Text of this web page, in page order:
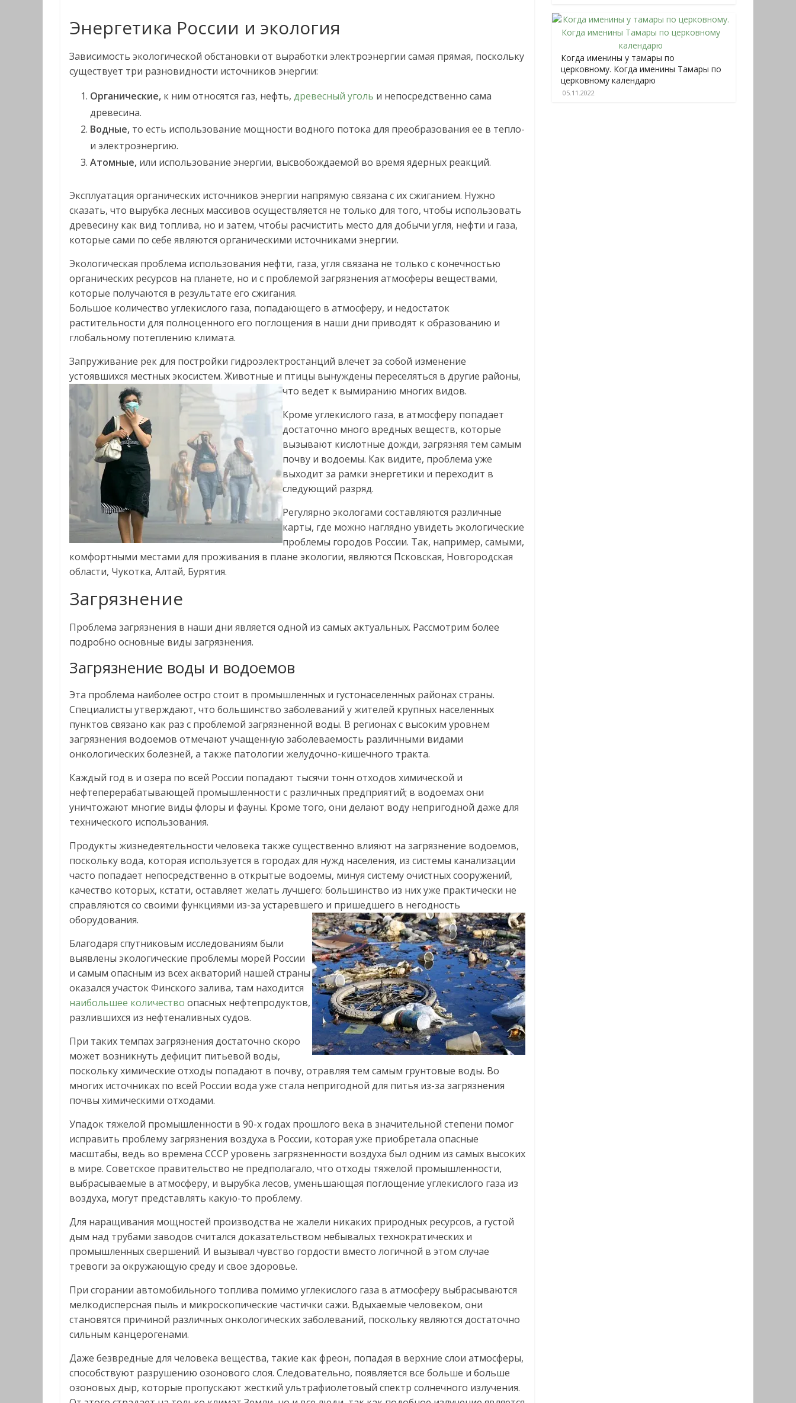
Энергетика России и экология
Зависимость экологической обстановки от выработки электроэнергии самая прямая, поскольку
существует три разновидности источников энергии:
Органические, к ним относятся газ, нефть, древесный уголь и непосредственно сама
древесина.
Водные, то есть использование мощности водного потока для преобразования ее в тепло-
и электроэнергию.
Атомные, или использование энергии, высвобождаемой во время ядерных реакций.
Эксплуатация органических источников энергии напрямую связана с их сжиганием. Нужно
сказать, что вырубка лесных массивов осуществляется не только для того, чтобы использовать
древесину как вид топлива, но и затем, чтобы расчистить место для добычи угля, нефти и газа,
которые сами по себе являются органическими источниками энергии.
Экологическая проблема использования нефти, газа, угля связана не только с конечностью
органических ресурсов на планете, но и с проблемой загрязнения атмосферы веществами,
которые получаются в результате его сжигания.
Большое количество углекислого газа, попадающего в атмосферу, и недостаток
растительности для полноценного его поглощения в наши дни приводят к образованию и
глобальному потеплению климата.
Запруживание рек для постройки гидроэлектростанций влечет за собой изменение
устоявшихся местных экосистем. Животные и птицы вынуждены переселяться в другие районы,
что ведет к вымиранию многих видов.
Кроме углекислого газа, в атмосферу попадает
достаточно много вредных веществ, которые
вызывают кислотные дожди, загрязняя тем самым
почву и водоемы. Как видите, проблема уже
выходит за рамки энергетики и переходит в
следующий разряд.
Регулярно экологами составляются различные
карты, где можно наглядно увидеть экологические
проблемы городов России. Так, например, самыми,
комфортными местами для проживания в плане экологии, являются Псковская, Новгородская
области, Чукотка, Алтай, Бурятия.
Загрязнение
Проблема загрязнения в наши дни является одной из самых актуальных. Рассмотрим более
подробно основные виды загрязнения.
Загрязнение воды и водоемов
Эта проблема наиболее остро стоит в промышленных и густонаселенных районах страны.
Специалисты утверждают, что большинство заболеваний у жителей крупных населенных
пунктов связано как раз с проблемой загрязненной воды. В регионах с высоким уровнем
загрязнения водоемов отмечают учащенную заболеваемость различными видами
онкологических болезней, а также патологии желудочно-кишечного тракта.
Каждый год в и озера по всей России попадают тысячи тонн отходов химической и
нефтеперерабатывающей промышленности с различных предприятий; в водоемах они
уничтожают многие виды флоры и фауны. Кроме того, они делают воду непригодной даже для
технического использования.
Продукты жизнедеятельности человека также существенно влияют на загрязнение водоемов,
поскольку вода, которая используется в городах для нужд населения, из системы канализации
часто попадает непосредственно в открытые водоемы, минуя систему очистных сооружений,
качество которых, кстати, оставляет желать лучшего: большинство из них уже практически не
справляются со своими функциями из-за устаревшего и пришедшего в негодность
оборудования.
Благодаря спутниковым исследованиям были
выявлены экологические проблемы морей России
и самым опасным из всех акваторий нашей страны
оказался участок Финского залива, там находится
наибольшее количество опасных нефтепродуктов,
разлившихся из нефтеналивных судов.
При таких темпах загрязнения достаточно скоро
может возникнуть дефицит питьевой воды,
поскольку химические отходы попадают в почву, отравляя тем самым грунтовые воды. Во
многих источниках по всей России вода уже стала непригодной для питья из-за загрязнения
почвы химическими отходами.
Упадок тяжелой промышленности в 90-х годах прошлого века в значительной степени помог
исправить проблему загрязнения воздуха в России, которая уже приобретала опасные
масштабы, ведь во времена СССР уровень загрязненности воздуха был одним из самых высоких
в мире. Советское правительство не предполагало, что отходы тяжелой промышленности,
выбрасываемые в атмосферу, и вырубка лесов, уменьшающая поглощение углекислого газа из
воздуха, могут представлять какую-то проблему.
Для наращивания мощностей производства не жалели никаких природных ресурсов, а густой
дым над трубами заводов считался доказательством небывалых технократических и
промышленных свершений. И вызывал чувство гордости вместо логичной в этом случае
тревоги за окружающую среду и свое здоровье.
При сгорании автомобильного топлива помимо углекислого газа в атмосферу выбрасываются
мелкодисперсная пыль и микроскопические частички сажи. Вдыхаемые человеком, они
становятся причиной различных онкологических заболеваний, поскольку являются достаточно
сильным канцерогенами.
Даже безвредные для человека вещества, такие как фреон, попадая в верхние слои атмосферы,
способствуют разрушению озонового слоя. Следовательно, появляется все больше и больше
озоновых дыр, которые пропускают жесткий ультрафиолетовый спектр солнечного излучения.
Когда именины у тамары по
церковному. Когда именины Тамары по
церковному календарю
05.11.2022